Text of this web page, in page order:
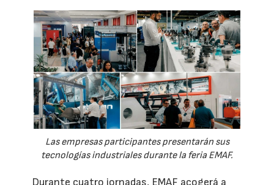
Las empresas participantes presentarán sus
tecnologías industriales durante la feria EMAF.